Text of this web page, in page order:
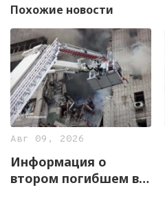
Похожие новости
Авг 09, 2026
Информация о
втором погибшем в